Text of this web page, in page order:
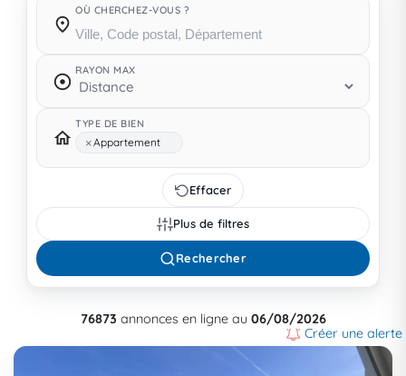
OÙ CHERCHEZ-VOUS ?
RAYON MAX
TYPE DE BIEN
×Appartement
Effacer
Plus de filtres
Rechercher
76873 annonces en ligne au 06/08/2026
Créer une alerte